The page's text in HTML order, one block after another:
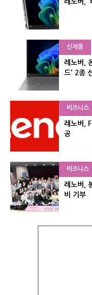
신제품
레노버,
드' 2종
비즈니스
레노버,
공
비즈니스
레노버,
비 기부